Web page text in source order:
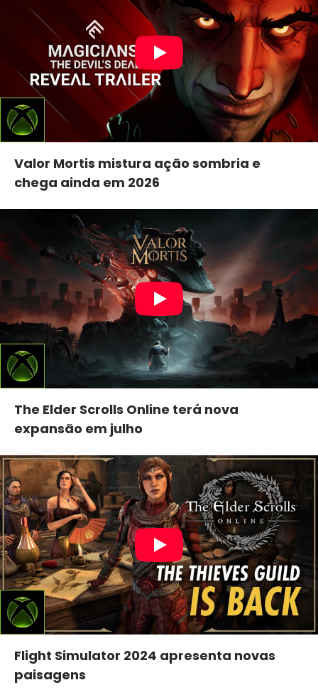
Valor Mortis mistura ação sombria e
chega ainda em 2026
The Elder Scrolls Online terá nova
expansão em julho
Flight Simulator 2024 apresenta novas
paisagens